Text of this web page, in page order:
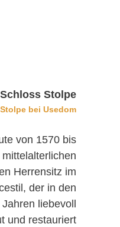
Schloss Stolpe
Stolpe bei Usedom
von 1570 bis
Herrensitz im
der in den
liebevoll
und restauriert